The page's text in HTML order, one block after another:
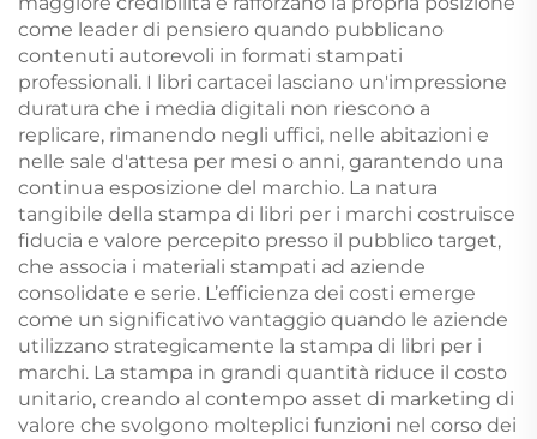
come leader di pensiero quando pubblicano
contenuti autorevoli in formati stampati
professionali. I libri cartacei lasciano un'impressione
duratura che i media digitali non riescono a
replicare, rimanendo negli uffici, nelle abitazioni e
nelle sale d'attesa per mesi o anni, garantendo una
continua esposizione del marchio. La natura
tangibile della stampa di libri per i marchi costruisce
fiducia e valore percepito presso il pubblico target,
che associa i materiali stampati ad aziende
consolidate e serie. L’efficienza dei costi emerge
come un significativo vantaggio quando le aziende
utilizzano strategicamente la stampa di libri per i
marchi. La stampa in grandi quantità riduce il costo
unitario, creando al contempo asset di marketing di
valore che svolgono molteplici funzioni nel corso dei